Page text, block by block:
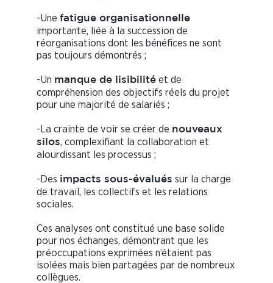
-Une fatigue organisationnelle
importante, liée à la succession de
réorganisations dont les bénéfices ne sont
pas toujours démontrés ;
-Un manque de lisibilité et de
compréhension des objectifs réels du projet
pour une majorité de salariés ;
-La crainte de voir se créer de nouveaux
silos, complexifiant la collaboration et
alourdissant les processus ;
-Des impacts sous-évalués sur la charge
de travail, les collectifs et les relations
sociales.
Ces analyses ont constitué une base solide
pour nos échanges, démontrant que les
préoccupations exprimées n’étaient pas
isolées mais bien partagées par de nombreux
collègues.